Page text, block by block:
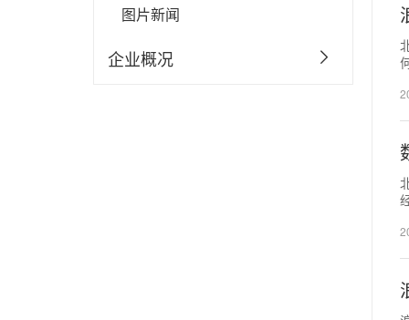
图片新闻
企业概况